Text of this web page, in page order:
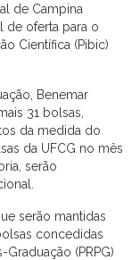
de Campina
de oferta para o
Científica (Pibic)
Benemar
31 bolsas,
da medida do
da UFCG no mês
serão
serão mantidas
concedidas
(PRPG)